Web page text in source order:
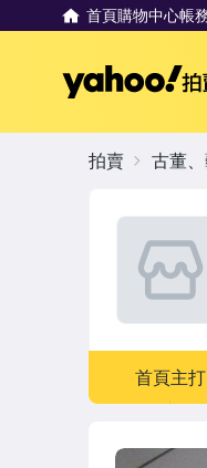
首頁購物中心帳
首頁主打
拍賣 古董